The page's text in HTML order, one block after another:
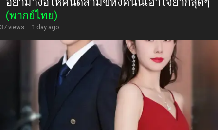
(พากย์ไทย)
37 views · 1 day ago